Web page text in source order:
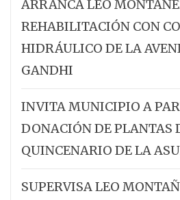
ARRANCA LEO
REHABILITACIÓN CON
HIDRÁULICO DE LA
GANDHI
INVITA MUNICIPIO A
DONACIÓN DE PLANTAS
QUINCENARIO DE LA
SUPERVISA LEO